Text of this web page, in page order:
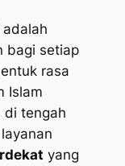
bagi setiap
rasa
Islam
di tengah
yang